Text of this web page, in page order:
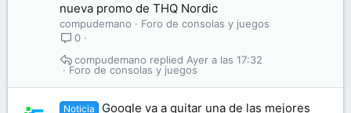
nueva promo de THQ Nordic
compudemano
Foro de consolas y juegos
0
Foro de consolas y juegos
Ayer a las 17:32
compudemano
Noticia
Google va a quitar una de las mejores